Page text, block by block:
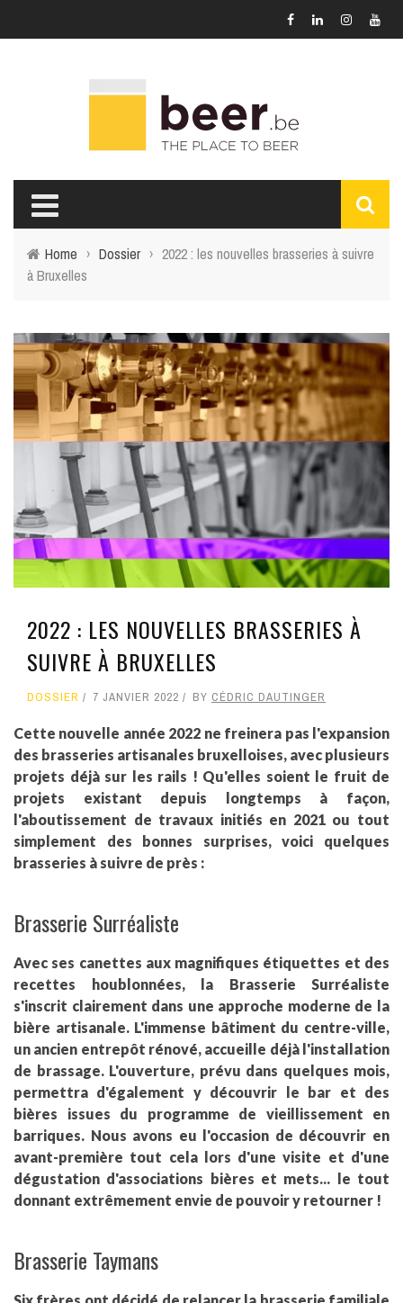
Home › Dossier › 2022 : les nouvelles brasseries à suivre
à Bruxelles
2022 : LES NOUVELLES BRASSERIES À
SUIVRE À BRUXELLES
DOSSIER 7 JANVIER 2022 BY CÉDRIC DAUTINGER
Cette nouvelle année 2022 ne freinera pas l'expansion
des brasseries artisanales bruxelloises, avec plusieurs
projets déjà sur les rails ! Qu'elles soient le fruit de
projets existant depuis longtemps à façon,
l'aboutissement de travaux initiés en 2021 ou tout
simplement des bonnes surprises, voici quelques
brasseries à suivre de près :
Brasserie Surréaliste
Avec ses canettes aux magnifiques étiquettes et des
recettes houblonnées, la Brasserie Surréaliste
s'inscrit clairement dans une approche moderne de la
bière artisanale. L'immense bâtiment du centre-ville,
un ancien entrepôt rénové, accueille déjà l'installation
de brassage. L'ouverture, prévu dans quelques mois,
permettra d'également y découvrir le bar et des
bières issues du programme de vieillissement en
barriques. Nous avons eu l'occasion de découvrir en
avant-première tout cela lors d'une visite et d'une
dégustation d'associations bières et mets... le tout
donnant extrêmement envie de pouvoir y retourner !
Brasserie Taymans